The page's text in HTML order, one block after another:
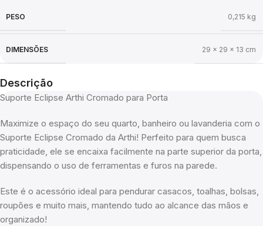
PESO 0,215 kg
DIMENSÕES 29 × 29 × 13 cm
Descrição
Suporte Eclipse Arthi Cromado para Porta
Maximize o espaço do seu quarto, banheiro ou lavanderia com o
Suporte Eclipse Cromado da Arthi! Perfeito para quem busca
praticidade, ele se encaixa facilmente na parte superior da porta,
dispensando o uso de ferramentas e furos na parede.
Este é o acessório ideal para pendurar casacos, toalhas, bolsas,
roupões e muito mais, mantendo tudo ao alcance das mãos e
organizado!